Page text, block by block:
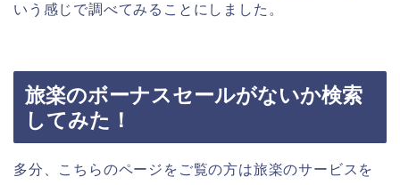
いう感じで調べてみることにしました。
旅楽のボーナスセールがないか検索
してみた！
多分、こちらのページをご覧の方は旅楽のサービスを